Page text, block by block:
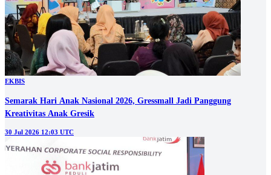
EKBIS
Semarak Hari Anak Nasional 2026, Gressmall Jadi Panggung
Kreativitas Anak Gresik
30 Jul 2026 12:03 UTC